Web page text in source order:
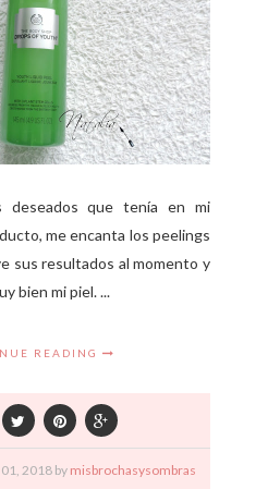
deseados que tenía en mi
me encanta los peelings
sus resultados al momento y
bien mi piel. ...
READING
01, 2018 by misbrochasysombras